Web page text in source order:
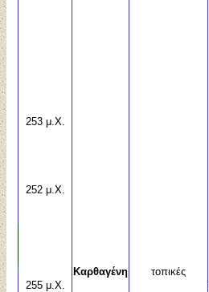
Καρθαγένη τοπικές
253 μ.Χ.
252 μ.Χ.
255 μ.Χ.